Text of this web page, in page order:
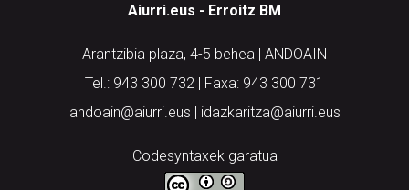
Aiurri.eus - Erroitz BM
Arantzibia plaza, 4-5 behea | ANDOAIN
Tel.: 943 300 732 | Faxa: 943 300 731
andoain@aiurri.eus | idazkaritza@aiurri.eus
Codesyntaxek garatua